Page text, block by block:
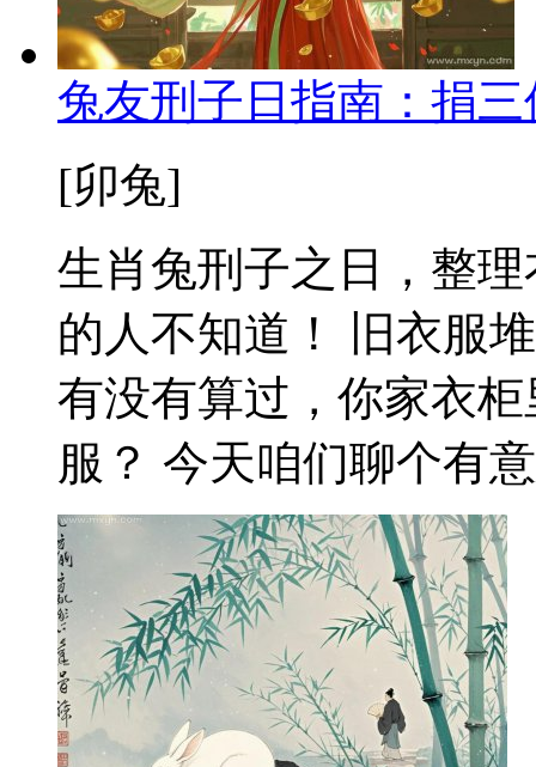
兔友刑子日指南：捐
[卯兔]
生肖兔刑子之日，整
的人不知道！ 旧衣服
有没有算过，你家衣
服？ 今天咱们聊个有